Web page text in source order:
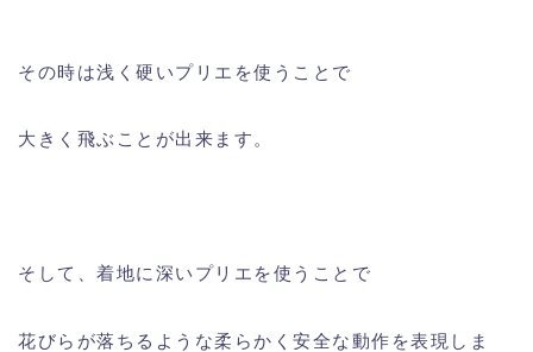
その時は浅く硬いプリエを使うことで
大きく飛ぶことが出来ます。
そして、着地に深いプリエを使うことで
花びらが落ちるような柔らかく安全な動作を表現しま